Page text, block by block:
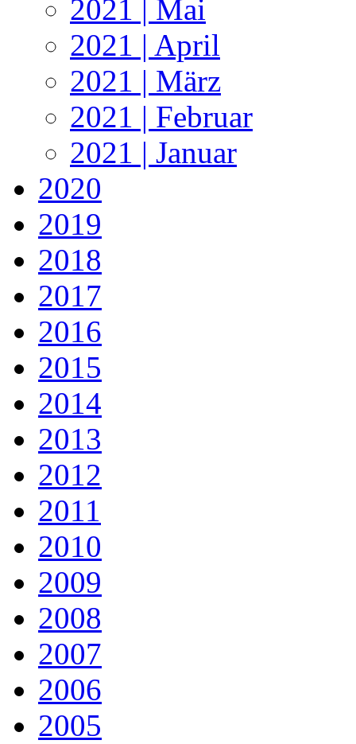
2021 | Mai
2021 | April
2021 | März
2021 | Februar
2021 | Januar
2020
2019
2018
2017
2016
2015
2014
2013
2012
2011
2010
2009
2008
2007
2006
2005